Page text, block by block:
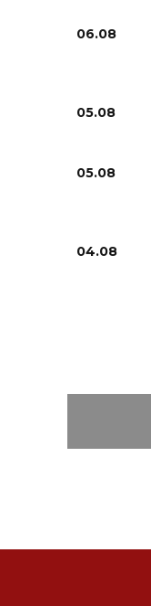
06.08
05.08
05.08
04.08